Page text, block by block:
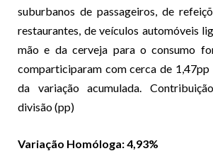
suburbanos de passageiros, de
restaurantes, de veículos automóveis
mão e da cerveja para o consumo
comparticiparam com cerca de
da variação acumulada.
divisão (pp)
Variação Homóloga: 4,93%